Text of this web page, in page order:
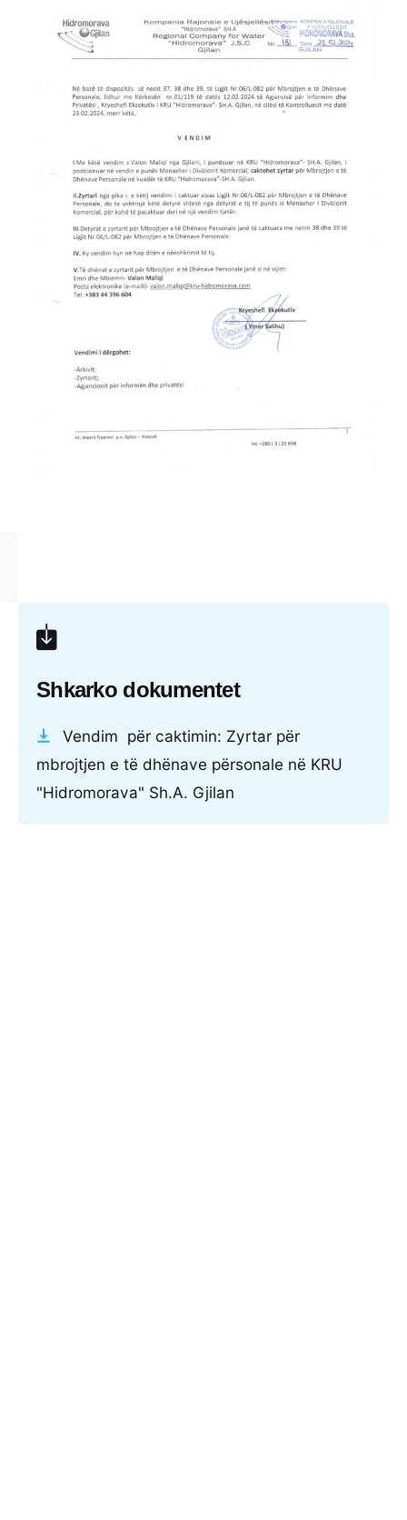
Shkarko dokumentet
Vendim për caktimin: Zyrtar për
mbrojtjen e të dhënave përsonale në KRU
"Hidromorava" Sh.A. Gjilan